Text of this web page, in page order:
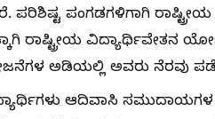
ಪರಿಶಿಷ್ಟ ಪಂಗಡಗಳಿಗಾಗಿ
ರಾಷ್ಟ್ರೀಯ ವಿದ್ಯಾರ್ಥಿವೇತನ
ಅಡಿಯಲ್ಲಿ ಅವರು ನೆರವು
ಆದಿವಾಸಿ ಸಮುದಾಯಗಳ